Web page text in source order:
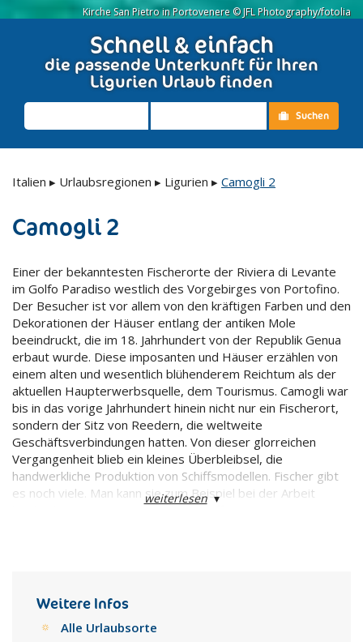
Kirche San Pietro in Portovenere © JFL Photography/fotolia
Schnell & einfach
die passende Unterkunft für Ihren
Ligurien Urlaub finden
Suchen
Italien ▸ Urlaubsregionen ▸ Ligurien ▸ Camogli 2
Camogli 2
Einer der bekanntesten Fischerorte der Riviera di Levante
im Golfo Paradiso westlich des Vorgebirges von Portofino.
Der Besucher ist vor allem von den kräftigen Farben und den
Dekorationen der Häuser entlang der antiken Mole
beeindruckt, die im 18. Jahrhundert von der Republik Genua
erbaut wurde. Diese imposanten und Häuser erzählen von
einem alten und wesentlich blühenderem Reichtum als der
aktuellen Haupterwerbsquelle, dem Tourismus. Camogli war
bis in das vorige Jahrhundert hinein nicht nur ein Fischerort,
sondern der Sitz von Reedern, die weltweite
Geschäftsverbindungen hatten. Von dieser glorreichen
Vergangenheit blieb ein kleines Überbleibsel, die
handwerkliche Produktion von Schiffsmodellen. Fischer gibt
es noch viele. Man kann sie zum Beispiel bei der Arbeit
zusammen mit San Prospero der Schutzheilige des Ortes.
Das Fest ist ebenfalls eine gute Gelegenheit, um die
Camogliesi zu probieren, ein Gebäck aus Mürbeteig, gefüllt
weiterlesen▾
Weitere Infos
Alle Urlaubsorte